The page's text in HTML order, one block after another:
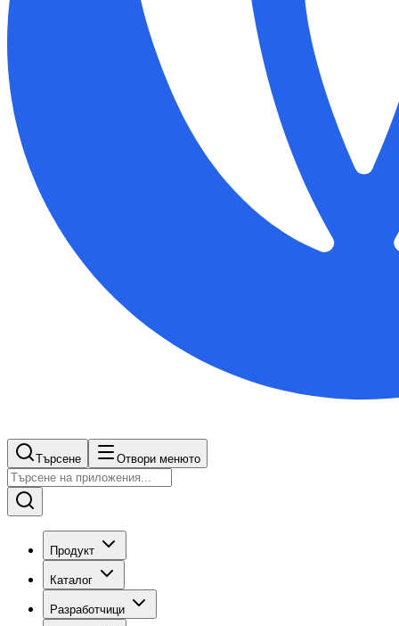
Търсене Отвори менюто
Продукт
Каталог
Разработчици